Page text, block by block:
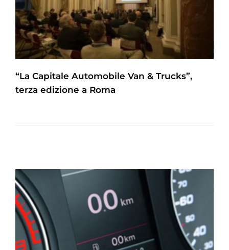
“La Capitale Automobile Van & Trucks”,
terza edizione a Roma